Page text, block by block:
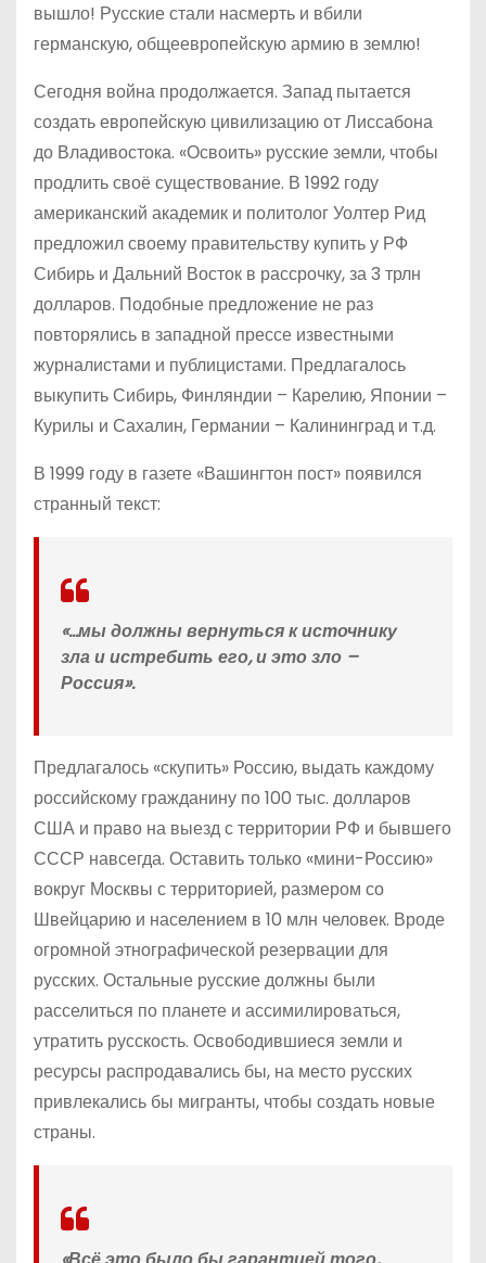
вышло! Русские стали насмерть и вбили
германскую, общеевропейскую армию в землю!
Сегодня война продолжается. Запад пытается
создать европейскую цивилизацию от Лиссабона
до Владивостока. «Освоить» русские земли, чтобы
продлить своё существование. В 1992 году
американский академик и политолог Уолтер Рид
предложил своему правительству купить у РФ
Сибирь и Дальний Восток в рассрочку, за 3 трлн
долларов. Подобные предложение не раз
повторялись в западной прессе известными
журналистами и публицистами. Предлагалось
выкупить Сибирь, Финляндии – Карелию, Японии –
Курилы и Сахалин, Германии – Калининград и т.д.
В 1999 году в газете «Вашингтон пост» появился
странный текст:
«…мы должны вернуться к источнику
зла и истребить его, и это зло –
Россия».
Предлагалось «скупить» Россию, выдать каждому
российскому гражданину по 100 тыс. долларов
США и право на выезд с территории РФ и бывшего
СССР навсегда. Оставить только «мини-Россию»
вокруг Москвы с территорией, размером со
Швейцарию и населением в 10 млн человек. Вроде
огромной этнографической резервации для
русских. Остальные русские должны были
расселиться по планете и ассимилироваться,
утратить русскость. Освободившиеся земли и
ресурсы распродавались бы, на место русских
привлекались бы мигранты, чтобы создать новые
страны.